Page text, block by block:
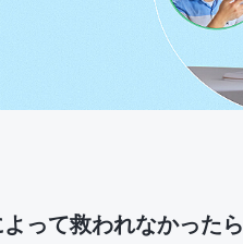
って救われなかったら